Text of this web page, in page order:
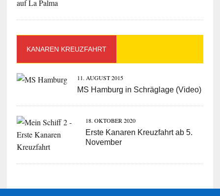
KANAREN KREUZFAHRT
11. AUGUST 2015
MS Hamburg in Schräglage (Video)
18. OKTOBER 2020
Erste Kanaren Kreuzfahrt ab 5.
November